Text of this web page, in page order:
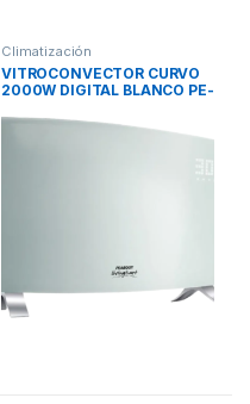
Climatización
VITROCONVECTOR CURVO
2000W DIGITAL BLANCO PE-